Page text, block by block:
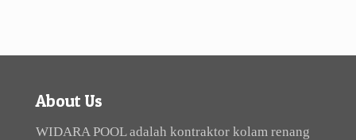
About Us
WIDARA POOL adalah kontraktor kolam renang